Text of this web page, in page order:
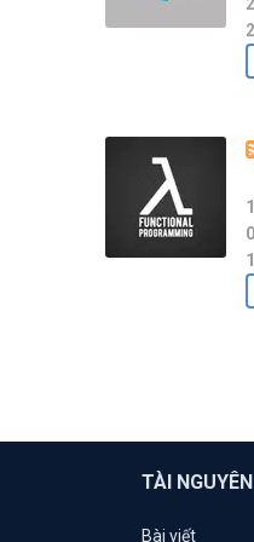
0
TÀI NGUYÊN
Bài viết